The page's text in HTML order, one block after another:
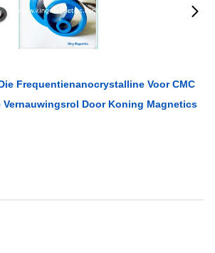
Frequentienanocrystalline Voor CMC
Vernauwingsrol Door Koning Magnetics